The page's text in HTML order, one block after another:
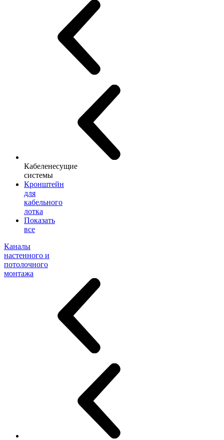
Кабеленесущие
системы
Кронштейн
для
кабельного
лотка
Показать
все
Каналы
настенного и
потолочного
монтажа